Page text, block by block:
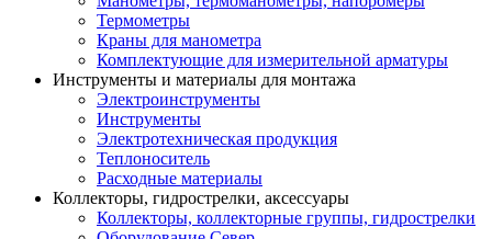
Термометры
Краны для манометра
Комплектующие для измерительной арматуры
Инструменты и материалы для монтажа
Электроинструменты
Инструменты
Электротехническая продукция
Теплоноситель
Расходные материалы
Коллекторы, гидрострелки, аксессуары
Коллекторы, коллекторные группы, гидрострелки